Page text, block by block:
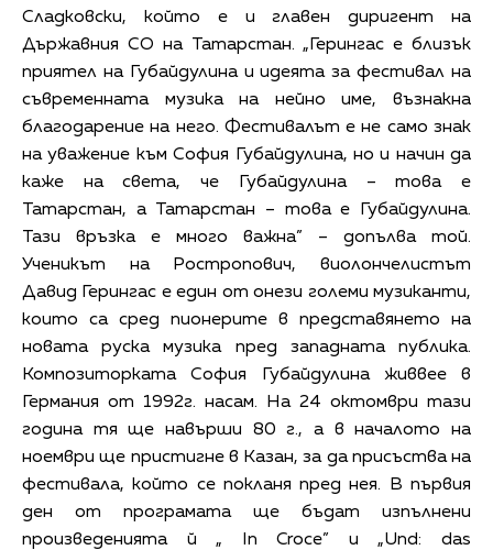
Сладковски, който е и главен диригент на
Държавния СО на Татарстан. „Герингас е близък
приятел на Губайдулина и идеята за фестивал на
съвременната музика на нейно име, възнакна
благодарение на него. Фестивалът е не само знак
на уважение към София Губайдулина, но и начин да
каже на света, че Губайдулина – това е
Татарстан, а Татарстан – това е Губайдулина.
Тази връзка е много важна” – допълва той.
Ученикът на Ростропович, виолончелистът
Давид Герингас е един от онези големи музиканти,
които са сред пионерите в представянето на
новата руска музика пред западната публика.
Композиторката София Губайдулина живвее в
Германия от 1992г. насам. На 24 октомври тази
година тя ще навърши 80 г., а в началото на
ноември ще пристигне в Казан, за да присъства на
фестивала, който се покланя пред нея. В първия
ден от програмата ще бъдат изпълнени
произведенията й „ In Croce” и „Und: das